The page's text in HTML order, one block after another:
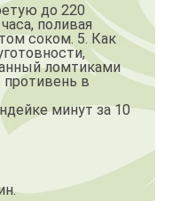
до 220
поливая
соком. 5. Как
ломтиками
противень в
минут за 10